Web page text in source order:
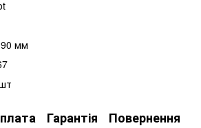
мм
Гарантія Повернення